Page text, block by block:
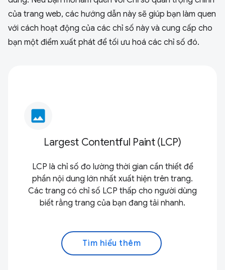
của trang web, các hướng dẫn này sẽ giúp bạn làm quen
với cách hoạt động của các chỉ số này và cung cấp cho
bạn một điểm xuất phát để tối ưu hoá các chỉ số đó.
image
Largest Contentful Paint (LCP)
LCP là chỉ số đo lường thời gian cần thiết để
phần nội dung lớn nhất xuất hiện trên trang.
Các trang có chỉ số LCP thấp cho người dùng
biết rằng trang của bạn đang tải nhanh.
Tìm hiểu thêm